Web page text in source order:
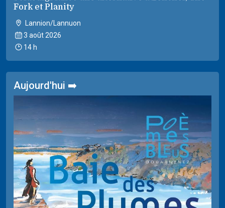
Fork et Planity
Lannion/Lannuon
3 août 2026
14 h
Aujourd'hui ➡️